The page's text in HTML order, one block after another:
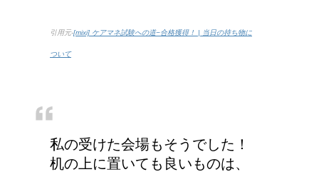
引用元-[mixi] ケアマネ試験への道−合格獲得！ | 当日の持ち物に
ついて
私の受けた会場もそうでした！
机の上に置いても良いものは、